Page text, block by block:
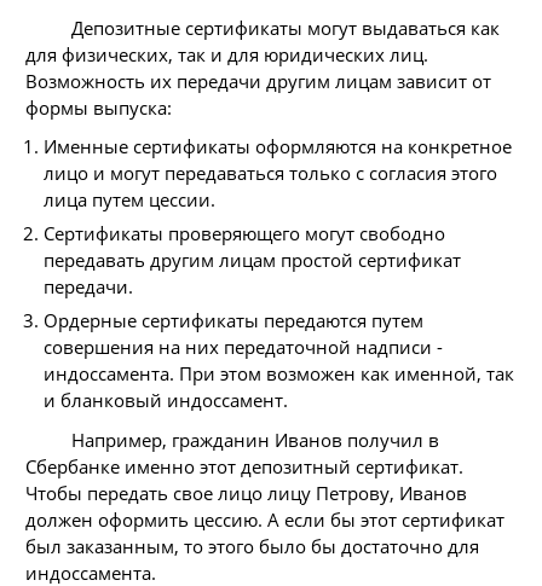
Депозитные сертификаты могут выдаваться как
для физических, так и для юридических лиц.
Возможность их передачи другим лицам зависит от
формы выпуска:
Именные сертификаты оформляются на конкретное
лицо и могут передаваться только с согласия этого
лица путем цессии.
Сертификаты проверяющего могут свободно
передавать другим лицам простой сертификат
передачи.
Ордерные сертификаты передаются путем
совершения на них передаточной надписи -
индоссамента. При этом возможен как именной, так
и бланковый индоссамент.
Например, гражданин Иванов получил в
Сбербанке именно этот депозитный сертификат.
Чтобы передать свое лицо лицу Петрову, Иванов
должен оформить цессию. А если бы этот сертификат
был заказанным, то этого было бы достаточно для
индоссамента.